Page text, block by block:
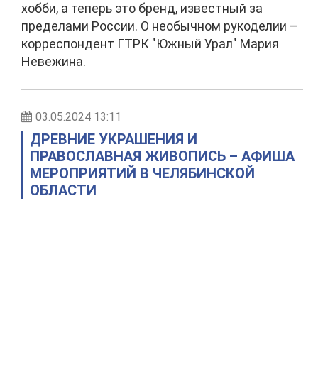
хобби, а теперь это бренд, известный за
пределами России. О необычном рукоделии –
корреспондент ГТРК "Южный Урал" Мария
Невежина.
03.05.2024 13:11
ДРЕВНИЕ УКРАШЕНИЯ И
ПРАВОСЛАВНАЯ ЖИВОПИСЬ – АФИША
МЕРОПРИЯТИЙ В ЧЕЛЯБИНСКОЙ
ОБЛАСТИ